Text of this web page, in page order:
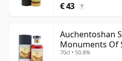
€ 43 ?
Auchentoshan
Monuments Of
jaar oud
70cl • 50.8%